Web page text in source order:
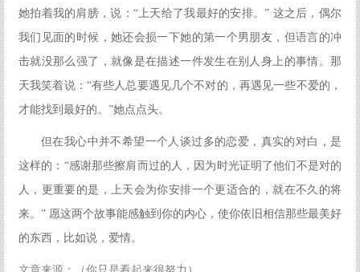
她拍着我的肩膀，说：“上天给了我最好的安排。” 这之后，偶尔
我们见面的时候，她还会损一下她的第一个男朋友，但语言的冲
击就没那么强了，就像是在描述一件发生在别人身上的事情。那
天我笑着说：“有些人总要遇见几个不对的，再遇见一些不爱的，
才能找到最好的。”她点点头。
但在我心中并不希望一个人谈过多的恋爱，真实的对白，是
这样的：“感谢那些擦肩而过的人，因为时光证明了他们不是对的
人，更重要的是，上天会为你安排一个更适合的，就在不久的将
来。” 愿这两个故事能感触到你的内心，使你依旧相信那些最美好
的东西，比如说，爱情。
文章来源：（你只是看起来很努力）